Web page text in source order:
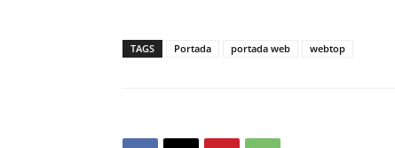
TAGS Portada portada web webtop